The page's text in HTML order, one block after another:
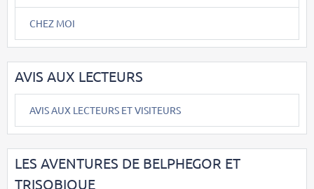
CHEZ MOI
AVIS AUX LECTEURS
AVIS AUX LECTEURS ET VISITEURS
LES AVENTURES DE BELPHEGOR ET
TRISOBIQUE